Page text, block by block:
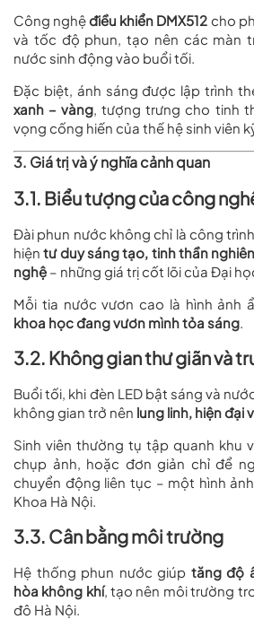
Công nghệđiều khiển DMX512 cho
và tốc độ phun, tạo nên các màn
nước sinh động vào buổi tối.
Đặc biệt, ánh sáng được lập trình
xanh – vàng , tượng trưng cho tinh
vọng cống hiến của thế hệ sinh viên
3. Giá trị và ý nghĩa cảnh quan
3.1. Biểu tượng của công
Đài phun nước không chỉ là công
hiệntư duy sáng tạo, tinh thần
nghệ – những giá trị cốt lõi của Đại
Mỗi tia nước vươn cao là hình ảnh
khoa học đang vươn mình tỏa sáng
3.2. Không gian thư giãn và
Buổi tối, khi đèn LED bật sáng và
không gian trở nên lung linh, hiện đại
Sinh viên thường tụ tập quanh khu
chụp ảnh, hoặc đơn giản chỉ để
chuyển động liên tục – một hình
Khoa Hà Nội.
3.3. Cân bằng môi trường
Hệ thống phun nước giúp tăng độ
hòa không khí, tạo nên môi trường
đô Hà Nội.